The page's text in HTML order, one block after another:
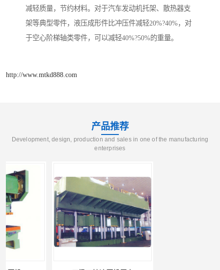
减轻质量，节约材料。对于汽车发动机托架、散热器支
架等典型零件，液压成形件比冲压件减轻20%?40%，对
于空心阶梯轴类零件，可以减轻40%?50%的重量。
http://www.mtkd888.com
产品推荐
Development, design, production and sales in one of the manufacturing
enterprises